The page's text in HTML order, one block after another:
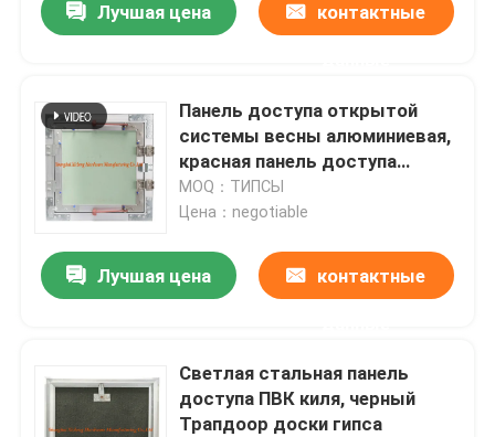
Лучшая цена контактные
Панель доступа открытой
системы весны алюминиевая,
красная панель доступа
потолка гипсокартона крюка
MOQ：ТИПСЫ
Цена：negotiable
Лучшая цена контактные
Светлая стальная панель
доступа ПВК киля, черный
Трапдоор доски гипса